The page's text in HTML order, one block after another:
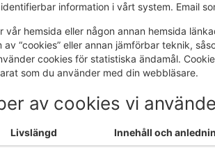
information i vårt system. Email
vår hemsida eller någon annan hemsida
“cookies” eller annan jämförbar teknik,
cookies för statistiska ändamål.
som du använder med din webbläsare.
av cookies vi
Livslängd Innehåll och